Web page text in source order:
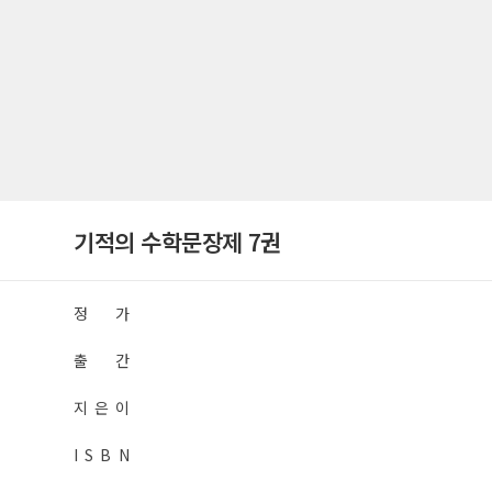
기적의 수학문장제 7권
정 가
출 간
지 은 이
I S B N